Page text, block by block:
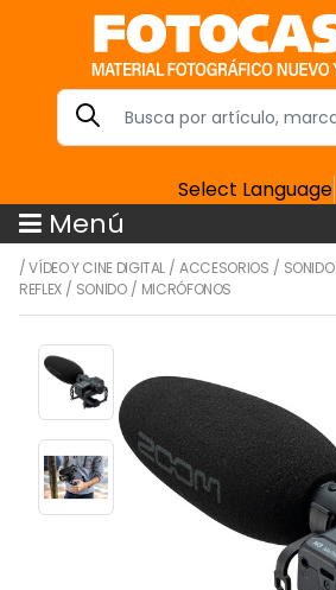
Select Language
Menú
/VÍDEO Y CINE DIGITAL /ACCESORIOS / SONIDO
REFLEX/ SONIDO/ MICRÓFONOS